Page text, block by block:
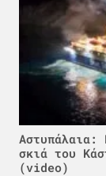
σκιά του
(video)